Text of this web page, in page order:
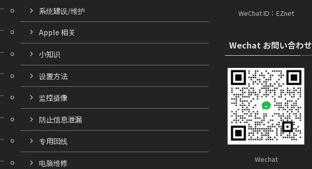
系统建设/维护
Apple 相关
小知识
设置方法
监控摄像
防止信息泄漏
专用回线
电脑维修
WeChat ID：EZnet
Wechat お問い合わせ
Wechat